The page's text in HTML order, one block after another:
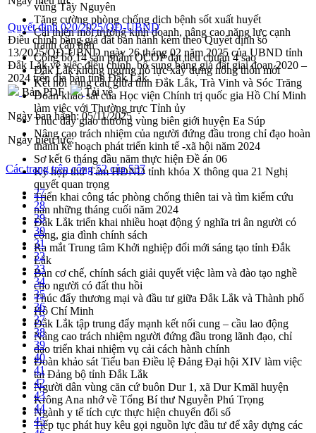
vùng Tây Nguyên
Tăng cường phòng chống dịch bệnh sốt xuất huyết
Cải thiện môi trường kinh doanh, nâng cao năng lực cạnh
tranh cấp tỉnh
Công bố 14 sản phẩm OCOP đạt tiêu chuẩn 4 sao
Đắk Lắk không ngừng nỗ lực xây dựng nông thôn mới
Kết nối cung cầu giữa tỉnh Đắk Lắk, Trà Vinh và Sóc Trăng
Đoàn khảo sát của Học viện Chính trị quốc gia Hồ Chí Minh
làm việc với Thường trực Tỉnh ủy
Thúc đẩy giao thương vùng biên giới huyện Ea Súp
Nâng cao trách nhiệm của người đứng đầu trong chỉ đạo hoàn
thành kế hoạch phát triển kinh tế -xã hội năm 2024
Sơ kết 6 tháng đầu năm thực hiện Đề án 06
Kỳ họp thứ Tám HĐND tỉnh khóa X thông qua 21 Nghị
quyết quan trọng
Triển khai công tác phòng chống thiên tai và tìm kiếm cứu
nạn những tháng cuối năm 2024
Đắk Lắk triển khai nhiều hoạt động ý nghĩa tri ân người có
công, gia đình chính sách
Ra mắt Trung tâm Khởi nghiệp đổi mới sáng tạo tỉnh Đắk
Lắk
Bàn cơ chế, chính sách giải quyết việc làm và đào tạo nghề
cho người có đất thu hồi
Thúc đẩy thương mại và đầu tư giữa Đắk Lắk và Thành phố
Hồ Chí Minh
Đắk Lắk tập trung đẩy mạnh kết nối cung – cầu lao động
Nâng cao trách nhiệm người đứng đầu trong lãnh đạo, chỉ
đạo triển khai nhiệm vụ cải cách hành chính
Đoàn khảo sát Tiểu ban Điều lệ Đảng Đại hội XIV làm việc
tại Đảng bộ tỉnh Đắk Lắk
Người dân vùng căn cứ buôn Dur 1, xã Dur Kmăl huyện
Krông Ana nhớ về Tổng Bí thư Nguyễn Phú Trọng
Ngành y tế tích cực thực hiện chuyển đổi số
Tiếp tục phát huy kêu gọi nguồn lực đầu tư để xây dựng các
Quyết định 020/2025/QĐ-UBND
Điều chỉnh bảng giá đất ban hành kèm theo Quyết định số
13/2025/QĐ-UBND ngày 26 tháng 02 năm 2025 của UBND tỉnh
Đắk Lắk về việc điều chỉnh, bổ sung bảng giá đất giai đoạn 2020 –
2024 trên địa bàn tỉnh Đắk Lắk
Bản PDF
Tải về
Ngày ban hành:05/11/2025
Ngày hiệu lực:
Các trang trên cổng 52 của 537
27
28
29
30
31
32
33
34
35
36
37
38
39
40
41
42
43
44
45